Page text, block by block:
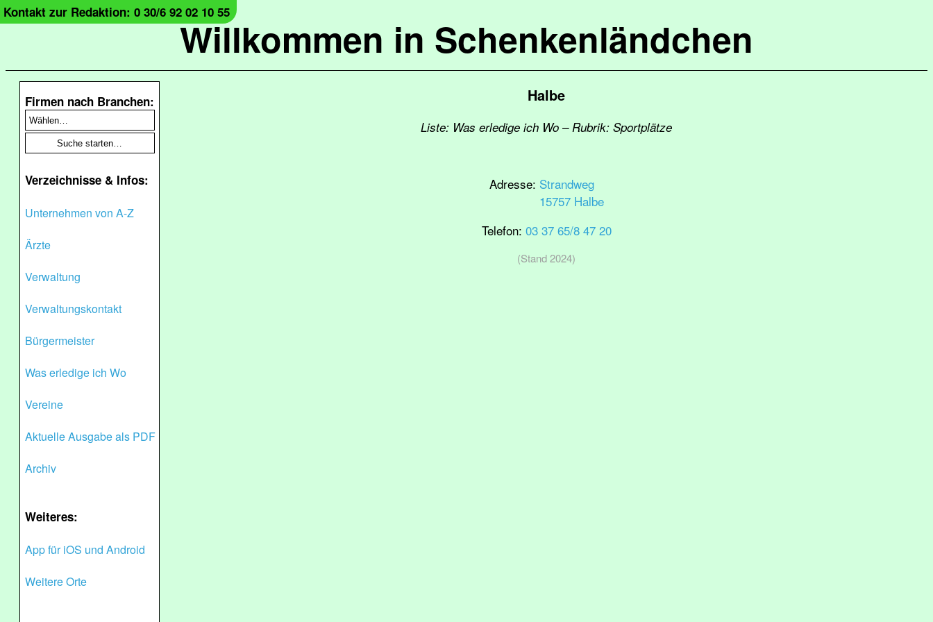
Willkommen in Schenkenländchen
Kontakt zur Redaktion: 0 30/6 92 02 10 55
Firmen nach Branchen:
Verzeichnisse & Infos:
Unternehmen von A-Z
Ärzte
Verwaltung
Verwaltungskontakt
Bürgermeister
Was erledige ich Wo
Vereine
Aktuelle Ausgabe als PDF
Archiv
Weiteres:
App für iOS und Android
Weitere Orte
Halbe
Liste: Was erledige ich Wo – Rubrik: Sportplätze
Adresse: Strandweg
15757 Halbe
Telefon: 03 37 65/8 47 20
(Stand 2024)